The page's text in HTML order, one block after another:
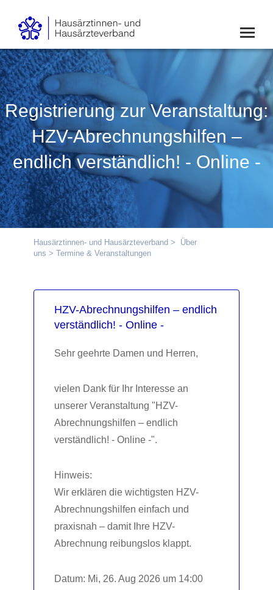
Registrierung zur Veranstaltung:
HZV-Abrechnungshilfen –
endlich verständlich! - Online -
Hausärztinnen- und Hausärzteverband > Über
uns > Termine & Veranstaltungen
HZV-Abrechnungshilfen – endlich
verständlich! - Online -
Sehr geehrte Damen und Herren,
vielen Dank für Ihr Interesse an
unserer Veranstaltung "HZV-
Abrechnungshilfen – endlich
verständlich! - Online -".
Hinweis:
Wir erklären die wichtigsten HZV-
Abrechnungshilfen einfach und
praxisnah – damit Ihre HZV-
Abrechnung reibungslos klappt.
Datum: Mi, 26. Aug 2026 um 14:00